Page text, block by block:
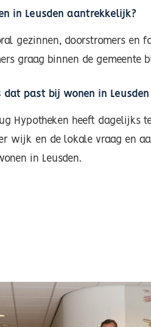
in Leusden aantrekkelijk?
gezinnen, doorstromers en
graag binnen de gemeente
dat past bij wonen in Leusden
Hypotheken heeft dagelijks
wijk en de lokale vraag en
in Leusden.